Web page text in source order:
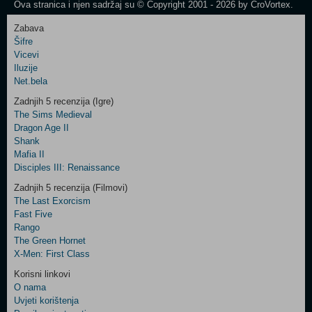
Control
Field
Two
Newsletter
Control
Field
Three
Newsletter
Ova stranica i njen sadržaj su © Copyright 2001 - 2026 by CroVortex.
Zabava
Šifre
Vicevi
Iluzije
Net.bela
Zadnjih 5 recenzija (Igre)
The Sims Medieval
Dragon Age II
Shank
Mafia II
Disciples III: Renaissance
Zadnjih 5 recenzija (Filmovi)
The Last Exorcism
Fast Five
Rango
The Green Hornet
X-Men: First Class
Korisni linkovi
O nama
Uvjeti korištenja